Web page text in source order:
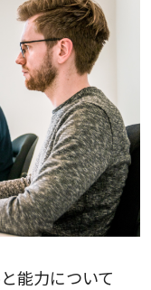
能力について